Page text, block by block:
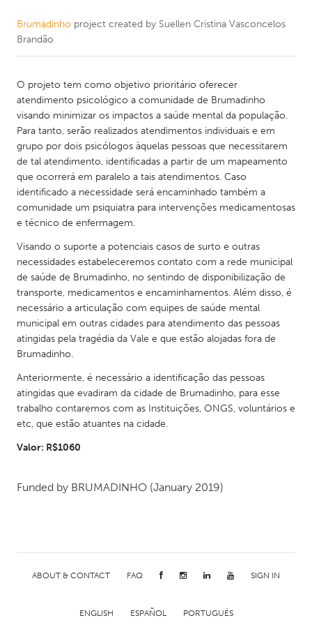
Brumadinho project created by Suellen Cristina Vasconcelos
Brandão
O projeto tem como objetivo prioritário oferecer
atendimento psicológico a comunidade de Brumadinho
visando minimizar os impactos a saúde mental da população.
Para tanto, serão realizados atendimentos individuais e em
grupo por dois psicólogos àquelas pessoas que necessitarem
de tal atendimento, identificadas a partir de um mapeamento
que ocorrerá em paralelo a tais atendimentos. Caso
identificado a necessidade será encaminhado também a
comunidade um psiquiatra para intervenções medicamentosas
e técnico de enfermagem.
Visando o suporte a potenciais casos de surto e outras
necessidades estabeleceremos contato com a rede municipal
de saúde de Brumadinho, no sentindo de disponibilização de
transporte, medicamentos e encaminhamentos. Além disso, é
necessário a articulação com equipes de saúde mental
municipal em outras cidades para atendimento das pessoas
atingidas pela tragédia da Vale e que estão alojadas fora de
Brumadinho.
Anteriormente, é necessário a identificação das pessoas
atingidas que evadiram da cidade de Brumadinho, para esse
trabalho contaremos com as Instituições, ONGS, voluntários e
etc, que estão atuantes na cidade.
Valor: R$1060
Funded by BRUMADINHO (January 2019)
ABOUT & CONTACT FAQ SIGN IN
ENGLISH ESPAÑOL PORTUGUÊS